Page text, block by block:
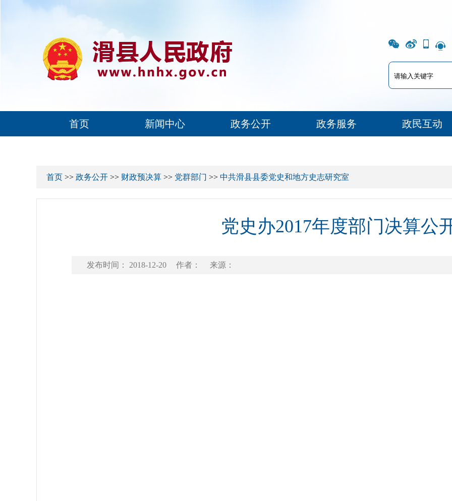
首页 新闻中心 政务公开 政务服务 政民互动
首页 >> 政务公开 >> 财政预决算 >> 党群部门 >> 中共滑县县委党史和地方史志研究室
党史办2017年度部门决算公
发布时间： 2018-12-20 作者： 来源：